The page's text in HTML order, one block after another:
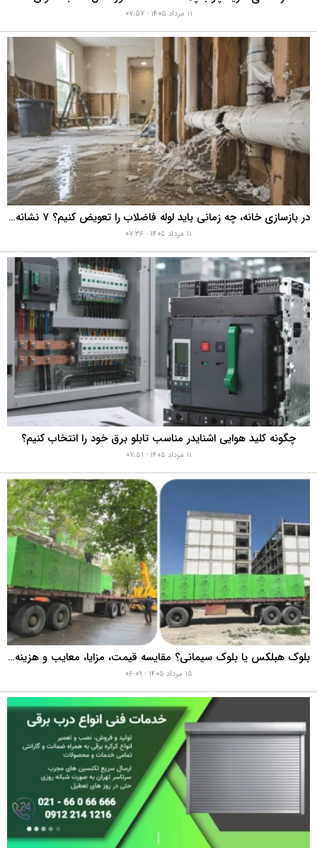
در بازسازی خانه، چه زمانی باید لوله فاضلاب را تعویض کنیم؟ ۷ نشانه‌ای که نباید نادیده بگیرید
چگونه کلید هوایی اشنایدر مناسب تابلو برق خود را انتخاب کنیم؟
بلوک هبلکس یا بلوک سیمانی؟ مقایسه قیمت، مزایا، معایب و هزینه واقعی اجرای دیوار
۱۵ مرداد ۱۴۰۵ - ۰۶:۰۹